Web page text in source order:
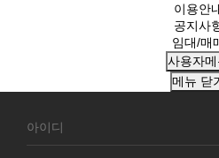
이용안
공지사
임대/매
사용자메
메뉴 닫
원